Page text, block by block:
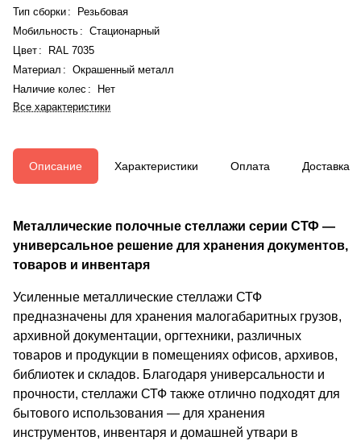
Тип сборки:
Резьбовая
Мобильность : Стационарный
Цвет :
RAL 7035
Материал : Окрашенный металл
Наличие колес :
Нет
Все характеристики
Описание Характеристики Оплата Доставка
Металлические полочные стеллажи серии СТФ —
универсальное решение для хранения документов,
товаров и инвентаря
Усиленные металлические стеллажи СТФ
предназначены для хранения малогабаритных грузов,
архивной документации, оргтехники, различных
товаров и продукции в помещениях офисов, архивов,
библиотек и складов. Благодаря универсальности и
прочности, стеллажи СТФ также отлично подходят для
бытового использования — для хранения
инструментов, инвентаря и домашней утвари в